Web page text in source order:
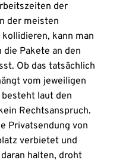
der
der meisten
kann man
die Pakete an den
Ob das tatsächlich
vom jeweiligen
laut den
Rechtsanspruch.
Privatsendung von
verbietet und
halten, droht